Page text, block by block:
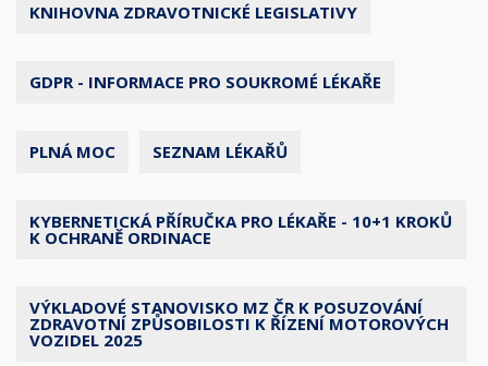
KNIHOVNA ZDRAVOTNICKÉ LEGISLATIVY
GDPR - INFORMACE PRO SOUKROMÉ LÉKAŘE
PLNÁ MOC SEZNAM LÉKAŘŮ
KYBERNETICKÁ PŘÍRUČKA PRO LÉKAŘE - 10+1 KROKŮ
K OCHRANĚ ORDINACE
VÝKLADOVÉ STANOVISKO MZ ČR K POSUZOVÁNÍ
ZDRAVOTNÍ ZPŮSOBILOSTI K ŘÍZENÍ MOTOROVÝCH
VOZIDEL 2025